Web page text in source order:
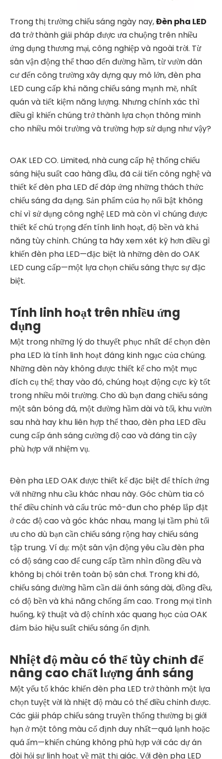
Trong thị trường chiếu sáng ngày nay,Đèn pha LED
đã trở thành giải pháp được ưa chuộng trên nhiều
ứng dụng thương mại, công nghiệp và ngoài trời. Từ
sân vận động thể thao đến đường hầm, từ vườn dân
cư đến công trường xây dựng quy mô lớn, đèn pha
LED cung cấp khả năng chiếu sáng mạnh mẽ, nhất
quán và tiết kiệm năng lượng. Nhưng chính xác thì
điều gì khiến chúng trở thành lựa chọn thông minh
cho nhiều môi trường và trường hợp sử dụng như vậy?
OAK LED CO. Limited, nhà cung cấp hệ thống chiếu
sáng hiệu suất cao hàng đầu, đã cải tiến công nghệ và
thiết kế đèn pha LED để đáp ứng những thách thức
chiếu sáng đa dạng. Sản phẩm của họ nổi bật không
chỉ vì sử dụng công nghệ LED mà còn vì chúng được
thiết kế chú trọng đến tính linh hoạt, độ bền và khả
năng tùy chỉnh. Chúng ta hãy xem xét kỹ hơn điều gì
khiến đèn pha LED—đặc biệt là những đèn do OAK
LED cung cấp—một lựa chọn chiếu sáng thực sự đặc
biệt.
Tính linh hoạt trên nhiều ứng
dụng
Một trong những lý do thuyết phục nhất để chọn đèn
pha LED là tính linh hoạt đáng kinh ngạc của chúng.
Những đèn này không được thiết kế cho một mục
đích cụ thể; thay vào đó, chúng hoạt động cực kỳ tốt
trong nhiều môi trường. Cho dù bạn đang chiếu sáng
một sân bóng đá, một đường hầm dài và tối, khu vườn
sau nhà hay khu liên hợp thể thao, đèn pha LED đều
cung cấp ánh sáng cường độ cao và đáng tin cậy
phù hợp với nhiệm vụ.
Đèn pha LED OAK được thiết kế đặc biệt để thích ứng
với những nhu cầu khác nhau này. Góc chùm tia có
thể điều chỉnh và cấu trúc mô-đun cho phép lắp đặt
ở các độ cao và góc khác nhau, mang lại tầm phủ tối
ưu cho dù bạn cần chiếu sáng rộng hay chiếu sáng
tập trung. Ví dụ: một sân vận động yêu cầu đèn pha
có độ sáng cao để cung cấp tầm nhìn đồng đều và
không bị chói trên toàn bộ sân chơi. Trong khi đó,
chiếu sáng đường hầm cần dải ánh sáng dài, đồng đều,
có độ bền và khả năng chống ẩm cao. Trong mọi tình
huống, kỹ thuật và độ chính xác quang học của OAK
đảm bảo hiệu suất chiếu sáng ổn định.
Nhiệt độ màu có thể tùy chỉnh để
nâng cao chất lượng ánh sáng
Một yếu tố khác khiến đèn pha LED trở thành một lựa
chọn tuyệt vời là nhiệt độ màu có thể điều chỉnh được.
Các giải pháp chiếu sáng truyền thống thường bị giới
hạn ở một tông màu cố định duy nhất—quá lạnh hoặc
quá ấm—khiến chúng không phù hợp với các dự án
đòi hỏi sự linh hoạt về mặt thị giác. Với đèn pha LED